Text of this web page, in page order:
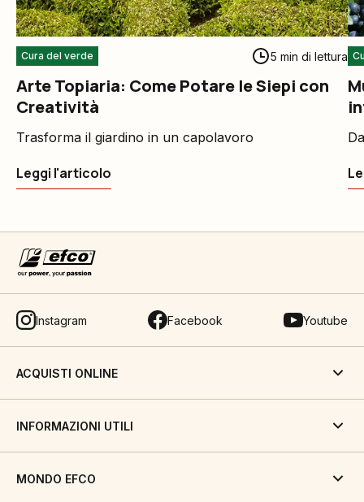
Cura del verde 5 min di lettura
Arte Topiaria: Come Potare le Siepi con
Creatività
Trasforma il giardino in un capolavoro
Leggi l'articolo
Instagram Facebook Youtube
ACQUISTI ONLINE
INFORMAZIONI UTILI
MONDO EFCO